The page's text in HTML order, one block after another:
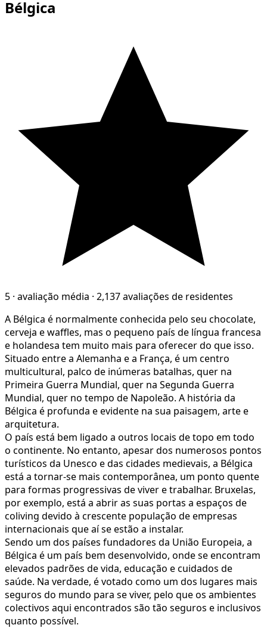
Bélgica
5 · avaliação média · 2,137 avaliações de residentes
A Bélgica é normalmente conhecida pelo seu chocolate,
cerveja e waffles, mas o pequeno país de língua francesa
e holandesa tem muito mais para oferecer do que isso.
Situado entre a Alemanha e a França, é um centro
multicultural, palco de inúmeras batalhas, quer na
Primeira Guerra Mundial, quer na Segunda Guerra
Mundial, quer no tempo de Napoleão. A história da
Bélgica é profunda e evidente na sua paisagem, arte e
arquitetura.
O país está bem ligado a outros locais de topo em todo
o continente. No entanto, apesar dos numerosos pontos
turísticos da Unesco e das cidades medievais, a Bélgica
está a tornar-se mais contemporânea, um ponto quente
para formas progressivas de viver e trabalhar. Bruxelas,
por exemplo, está a abrir as suas portas a espaços de
coliving devido à crescente população de empresas
internacionais que aí se estão a instalar.
Sendo um dos países fundadores da União Europeia, a
Bélgica é um país bem desenvolvido, onde se encontram
elevados padrões de vida, educação e cuidados de
saúde. Na verdade, é votado como um dos lugares mais
seguros do mundo para se viver, pelo que os ambientes
colectivos aqui encontrados são tão seguros e inclusivos
quanto possível.